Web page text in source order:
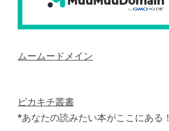
ムームードメイン
ピカキチ叢書
*あなたの読みたい本がここにある！